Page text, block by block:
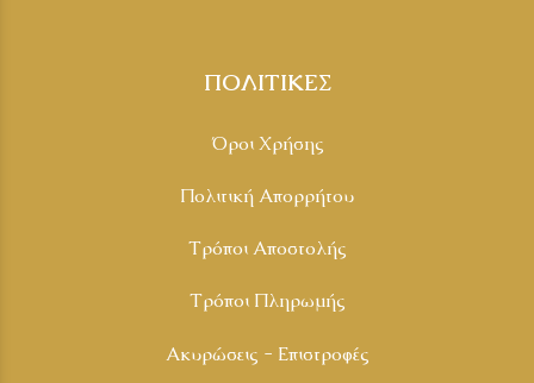
ΠΟΛΙΤΙΚΕΣ
Όροι Χρήσης
Πολιτική Απορρήτου
Τρόποι Αποστολής
Τρόποι Πληρωμής
Ακυρώσεις - Επιστροφές